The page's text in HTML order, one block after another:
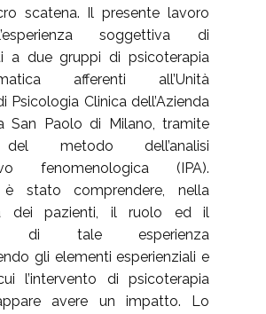
scatena. Il presente lavoro
soggettiva di
a due gruppi di psicoterapia
afferenti all’Unità
Psicologia Clinica dell’Azienda
San Paolo di Milano, tramite
del metodo dell’analisi
fenomenologica (IPA).
è stato comprendere, nella
dei pazienti, il ruolo ed il
di tale esperienza
gli elementi esperienziali e
l’intervento di psicoterapia
avere un impatto. Lo